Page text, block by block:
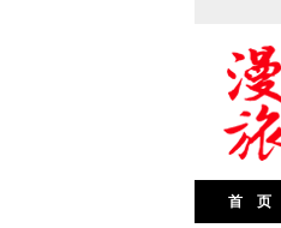
首 页